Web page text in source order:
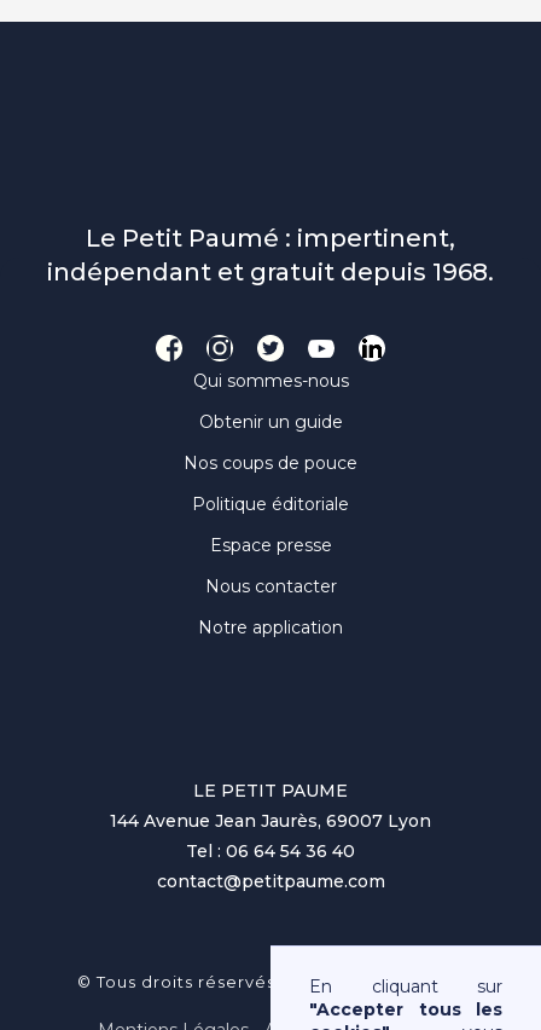
Le Petit Paumé : impertinent,
indépendant et gratuit depuis 1968.
Qui sommes-nous
Obtenir un guide
Nos coups de pouce
Politique éditoriale
Espace presse
Nous contacter
Notre application
LE PETIT PAUME
144 Avenue Jean Jaurès, 69007 Lyon
Tel : 06 64 54 36 40
contact@petitpaume.com
© Tous droits réservés au Petit Paumé 2025
En cliquant sur
"Accepter tous les